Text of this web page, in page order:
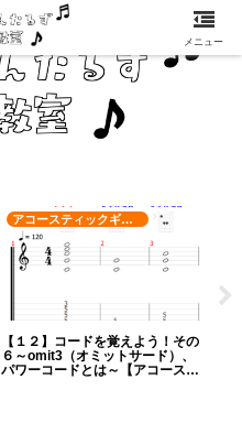
アコースティックギター
【１２】コードを覚えよう！その
６～omit3（オミットサード）、
パワーコードとは～【アコーステ
メニュー